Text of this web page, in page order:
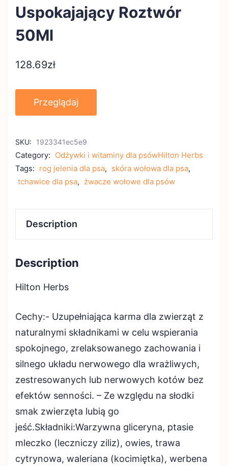
Uspokajający Roztwór
50Ml
128.69zł
Przeglądaj
SKU: 1923341ec5e9
Category: Odżywki i witaminy dla psówHilton Herbs
Tags: rog jelenia dla psa, skóra wołowa dla psa,
tchawice dla psa, żwacze wołowe dla psów
Description
Description
Hilton Herbs
Cechy:- Uzupełniająca karma dla zwierząt z
naturalnymi składnikami w celu wspierania
spokojnego, zrelaksowanego zachowania i
silnego układu nerwowego dla wrażliwych,
zestresowanych lub nerwowych kotów bez
efektów senności. – Ze względu na słodki
smak zwierzęta lubią go
jeść.Składniki:Warzywna gliceryna, ptasie
mleczko (leczniczy ziliz), owies, trawa
cytrynowa, waleriana (kocimiętka), werbena